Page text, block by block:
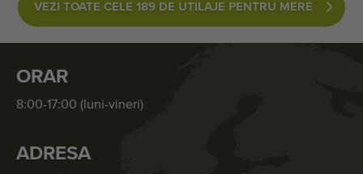
VEZI TOATE CELE 189 DE UTILAJE PENTRU MERE
ORAR
8:00-17:00 (luni-vineri)
ADRESA